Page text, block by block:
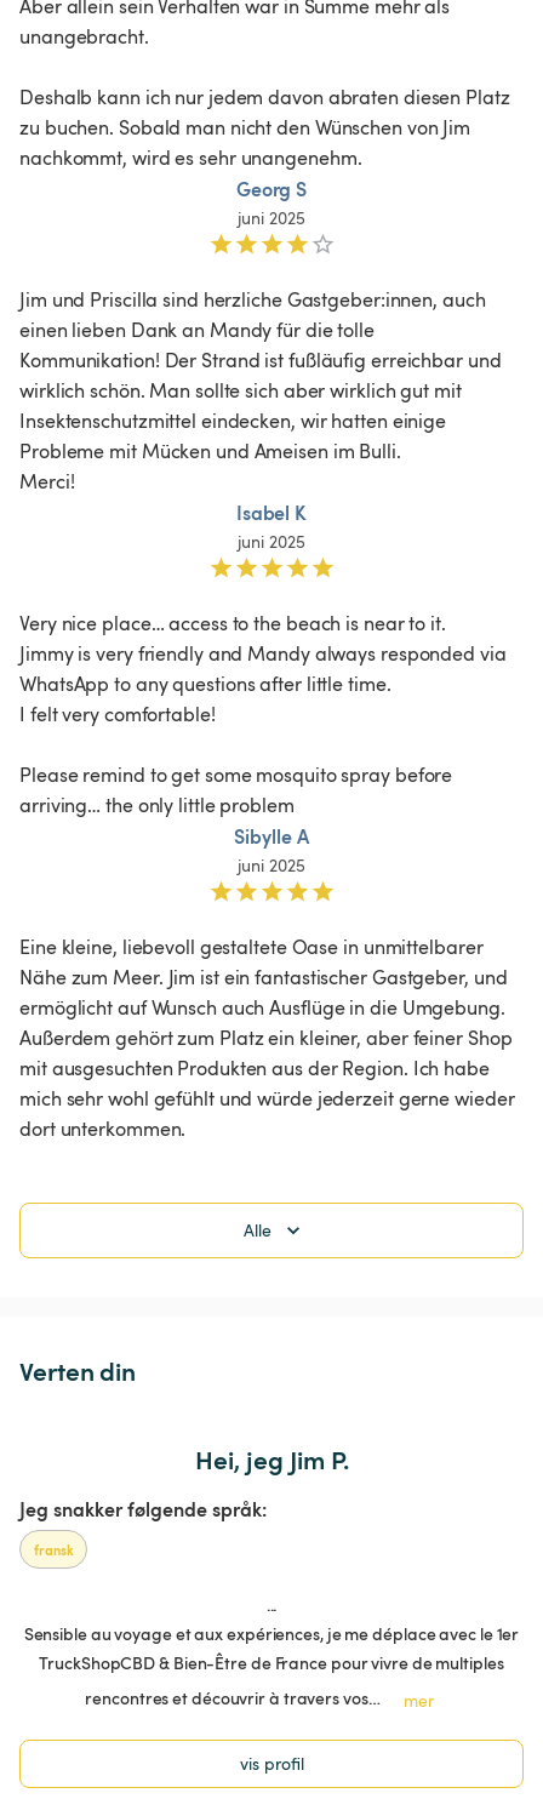
Aber allein sein Verhalten war in Summe mehr als
unangebracht.
Deshalb kann ich nur jedem davon abraten diesen Platz
zu buchen. Sobald man nicht den Wünschen von Jim
nachkommt, wird es sehr unangenehm.
Georg S
juni 2025
Jim und Priscilla sind herzliche Gastgeber:innen, auch
einen lieben Dank an Mandy für die tolle
Kommunikation! Der Strand ist fußläufig erreichbar und
wirklich schön. Man sollte sich aber wirklich gut mit
Insektenschutzmittel eindecken, wir hatten einige
Probleme mit Mücken und Ameisen im Bulli.
Merci!
Isabel K
juni 2025
Very nice place… access to the beach is near to it.
Jimmy is very friendly and Mandy always responded via
WhatsApp to any questions after little time.
I felt very comfortable!
Please remind to get some mosquito spray before
arriving… the only little problem
Sibylle A
juni 2025
Eine kleine, liebevoll gestaltete Oase in unmittelbarer
Nähe zum Meer. Jim ist ein fantastischer Gastgeber, und
ermöglicht auf Wunsch auch Ausflüge in die Umgebung.
Außerdem gehört zum Platz ein kleiner, aber feiner Shop
mit ausgesuchten Produkten aus der Region. Ich habe
mich sehr wohl gefühlt und würde jederzeit gerne wieder
dort unterkommen.
Alle
Verten din
Hei, jeg Jim P.
Jeg snakker følgende språk:
fransk
...
Sensible au voyage et aux expériences, je me déplace avec le 1er
TruckShopCBD & Bien-Être de France pour vivre de multiples
rencontres et découvrir à travers vos…
mer
vis profil